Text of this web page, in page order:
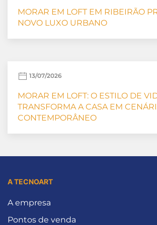
MORAR EM LOFT EM RIBEIRÃO
NOVO LUXO URBANO
13/07/2026
MORAR EM LOFT: O ESTILO DE
TRANSFORMA A CASA EM
CONTEMPORÂNEO
A TECNOART
A empresa
Pontos de venda